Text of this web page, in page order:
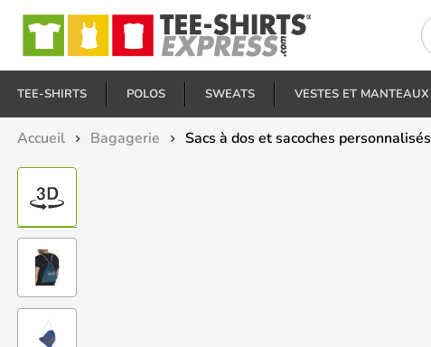
TEE-SHIRTS POLOS SWEATS VESTES ET MANTEAUX
Accueil Bagagerie Sacs à dos et sacoches